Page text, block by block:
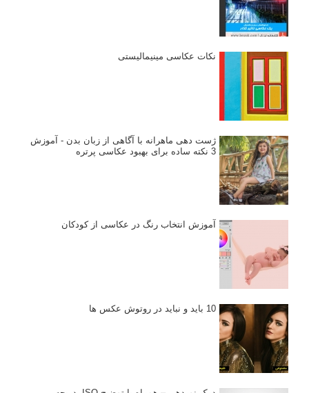
نکات عکاسی مینیمالیستی
ژست دهی ماهرانه با آگاهی از زبان بدن - آموزش
3 نکته ساده برای بهبود عکاسی پرتره
آموزش انتخاب رنگ در عکاسی از کودکان
10 باید و نباید در روتوش عکس ها